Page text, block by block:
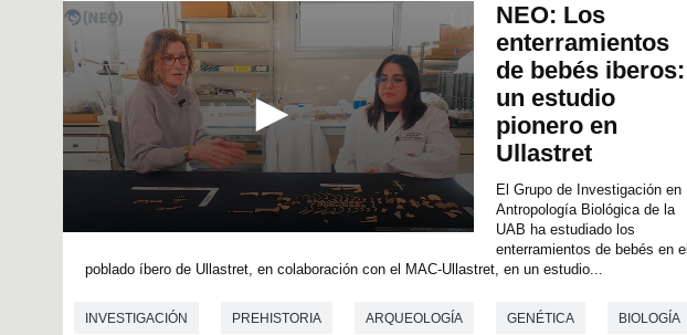
NEO: Los
enterramientos
de bebés iberos:
un estudio
pionero en
Ullastret
El Grupo de Investigación en
Antropología Biológica de la
UAB ha estudiado los
enterramientos de bebés en el
poblado íbero de Ullastret, en colaboración con el MAC-Ullastret, en un estudio...
INVESTIGACIÓN PREHISTORIA ARQUEOLOGÍA GENÉTICA BIOLOGÍA